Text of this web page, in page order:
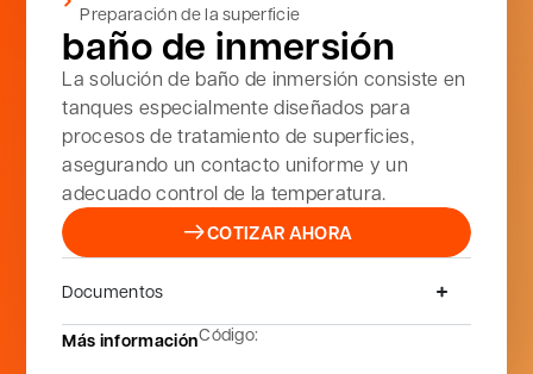
Preparación de la superficie
baño de inmersión
La solución de baño de inmersión consiste en
tanques especialmente diseñados para
procesos de tratamiento de superficies,
asegurando un contacto uniforme y un
adecuado control de la temperatura.
COTIZAR AHORA
Documentos
Más informaciónCódigo: